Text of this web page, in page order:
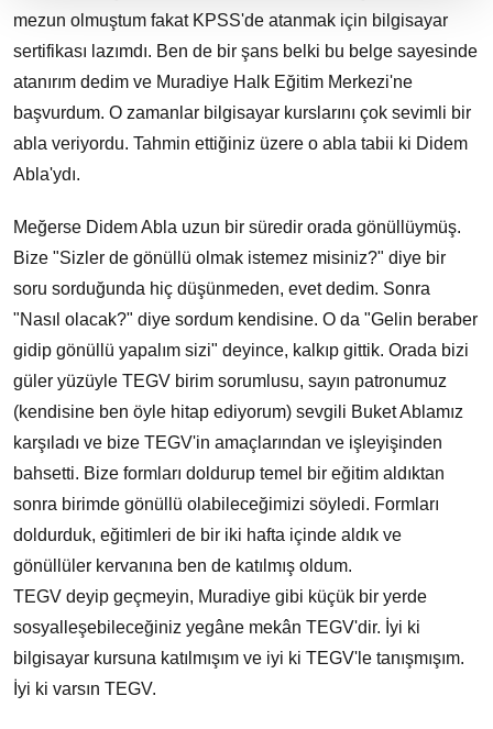
mezun olmuştum fakat KPSS'de atanmak için bilgisayar
sertifikası lazımdı. Ben de bir şans belki bu belge sayesinde
atanırım dedim ve Muradiye Halk Eğitim Merkezi'ne
başvurdum. O zamanlar bilgisayar kurslarını çok sevimli bir
abla veriyordu. Tahmin ettiğiniz üzere o abla tabii ki Didem
Abla'ydı.
Meğerse Didem Abla uzun bir süredir orada gönüllüymüş.
Bize "Sizler de gönüllü olmak istemez misiniz?" diye bir
soru sorduğunda hiç düşünmeden, evet dedim. Sonra
"Nasıl olacak?" diye sordum kendisine. O da "Gelin beraber
gidip gönüllü yapalım sizi" deyince, kalkıp gittik. Orada bizi
güler yüzüyle TEGV birim sorumlusu, sayın patronumuz
(kendisine ben öyle hitap ediyorum) sevgili Buket Ablamız
karşıladı ve bize TEGV'in amaçlarından ve işleyişinden
bahsetti. Bize formları doldurup temel bir eğitim aldıktan
sonra birimde gönüllü olabileceğimizi söyledi. Formları
doldurduk, eğitimleri de bir iki hafta içinde aldık ve
gönüllüler kervanına ben de katılmış oldum.
TEGV deyip geçmeyin, Muradiye gibi küçük bir yerde
sosyalleşebileceğiniz yegâne mekân TEGV'dir. İyi ki
bilgisayar kursuna katılmışım ve iyi ki TEGV'le tanışmışım.
İyi ki varsın TEGV.